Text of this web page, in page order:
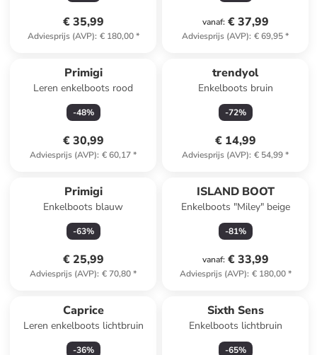
€ 35,99
Adviesprijs (AVP): € 180,00*
vanaf: € 37,99
Adviesprijs (AVP): € 69,95*
Primigi
Leren enkelboots rood
-48%
€ 30,99
Adviesprijs (AVP): € 60,17*
trendyol
Enkelboots bruin
-72%
€ 14,99
Adviesprijs (AVP): € 54,99*
Primigi
Enkelboots blauw
-63%
€ 25,99
Adviesprijs (AVP): € 70,80*
ISLAND BOOT
Enkelboots "Miley" beige
-81%
vanaf: € 33,99
Adviesprijs (AVP): € 180,00*
Caprice
Leren enkelboots lichtbruin
-36%
Sixth Sens
Enkelboots lichtbruin
-65%